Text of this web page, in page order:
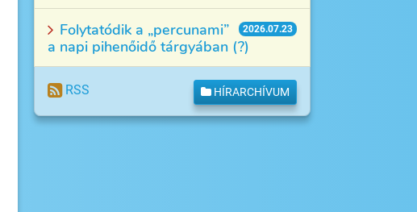
2026.07.23
Folytatódik a „percunami”
a napi pihenőidő tárgyában (?)
RSS HÍRARCHÍVUM